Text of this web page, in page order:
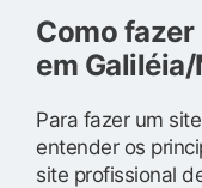
Como
em Galiléia/
Para fazer um
entender os
site profissional